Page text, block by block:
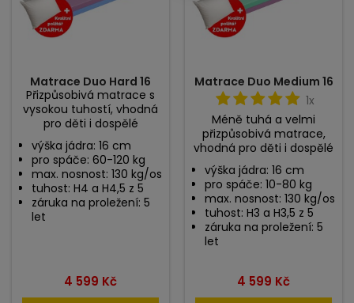
Matrace Duo Hard 16
Přizpůsobivá matrace s
vysokou tuhostí, vhodná
pro děti i dospělé
výška jádra: 16 cm
pro spáče: 60-120 kg
max. nosnost: 130 kg/os
tuhost: H4 a H4,5 z 5
záruka na proležení: 5
let
Cena
4 599 Kč
Matrace Duo Medium 16
1x
Méně tuhá a velmi
přizpůsobivá matrace,
vhodná pro děti i dospělé
výška jádra: 16 cm
pro spáče: 10-80 kg
max. nosnost: 130 kg/os
tuhost: H3 a H3,5 z 5
záruka na proležení: 5
let
Cena
4 599 Kč